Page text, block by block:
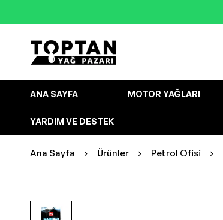
ANA SAYFA MOTOR YAĞLARI
YARDIM VE DESTEK
Ana Sayfa Ürünler Petrol Ofisi